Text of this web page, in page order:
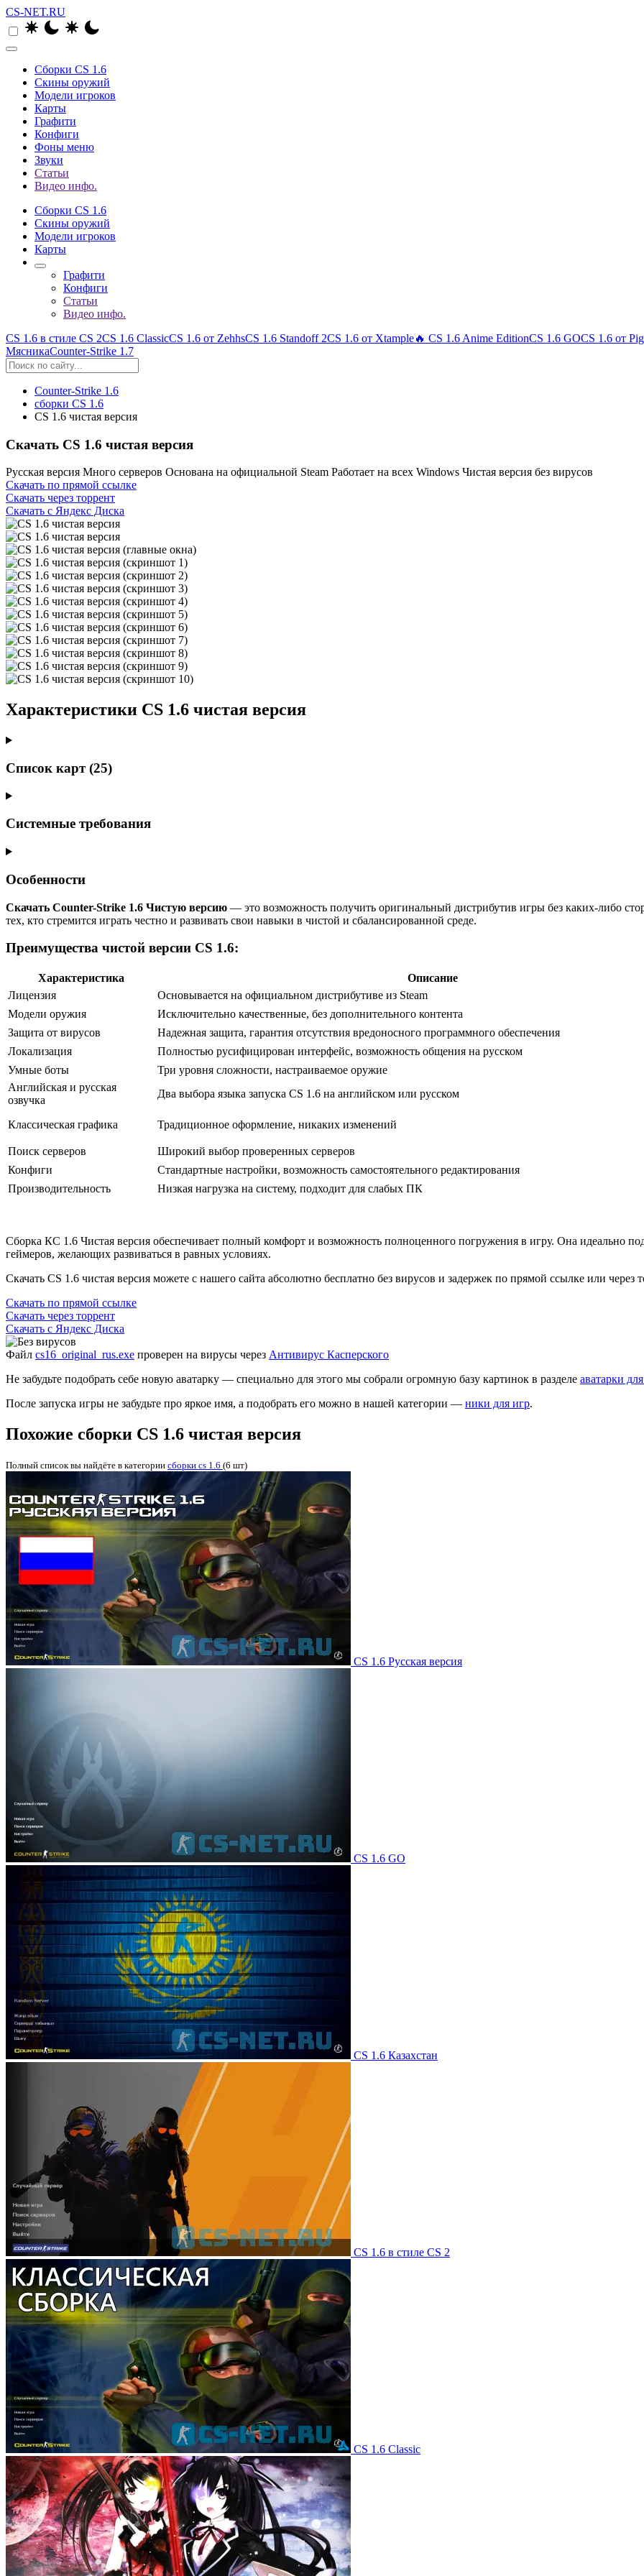
CS-NET.RU
Сборки CS 1.6
Скины оружий
Модели игроков
Карты
Графити
Конфиги
Фоны меню
Звуки
Статьи
Видео инфо.
Сборки CS 1.6
Скины оружий
Модели игроков
Карты
Графити
Конфиги
Статьи
Видео инфо.
CS 1.6 в стиле CS 2CS 1.6 ClassicCS 1.6 от ZehhsCS 1.6 Standoff 2CS 1.6 от Xtample🔥 CS 1.6 Anime EditionCS 1.6 GOCS 1.6 от
МясникаCounter-Strike 1.7
Counter-Strike 1.6
cборки CS 1.6
CS 1.6 чистая версия
Скачать CS 1.6 чистая версия
Русская версия Много серверов Основана на официальной Steam Работает на всех Windows Чистая версия без вирусов
Скачать по прямой ссылке
Скачать через торрент
Скачать с Яндекс Диска
Характеристики CS 1.6 чистая версия
Список карт (25)
Системные требования
Особенности
Скачать Counter-Strike 1.6 Чистую версию — это возможность получить оригинальный дистрибутив игры без каких-либо
тех, кто стремится играть честно и развивать свои навыки в чистой и сбалансированной среде.
Преимущества чистой версии CS 1.6:
Характеристика
Описание
Лицензия
Основывается на официальном дистрибутиве из Steam
Модели оружия
Исключительно качественные, без дополнительного контента
Защита от вирусов
Надежная защита, гарантия отсутствия вредоносного программного обеспечения
Локализация
Полностью русифицирован интерфейс, возможность общения на русском
Умные боты
Три уровня сложности, настраиваемое оружие
Английская и русская
озвучка
Два выбора языка запуска CS 1.6 на английском или русском
Классическая графика Традиционное оформление, никаких изменений
Поиск серверов
Широкий выбор проверенных серверов
Конфиги
Стандартные настройки, возможность самостоятельного редактирования
Производительность
Низкая нагрузка на систему, подходит для слабых ПК
Сборка КС 1.6 Чистая версия обеспечивает полный комфорт и возможность полноценного погружения в игру. Она идеально
геймеров, желающих развиваться в равных условиях.
Скачать CS 1.6 чистая версия можете с нашего сайта абсолютно бесплатно без вирусов и задержек по прямой ссылке или через
Скачать по прямой ссылке
Скачать через торрент
Скачать с Яндекс Диска
Файл cs16_original_rus.exe проверен на вирусы через Антивирус Касперского
Не забудьте подобрать себе новую аватарку — специально для этого мы собрали огромную базу картинок в разделе аватарки
После запуска игры не забудьте про яркое имя, а подобрать его можно в нашей категории — ники для игр.
Похожие сборки CS 1.6 чистая версия
Полный список вы найдёте в категории cборки cs 1.6 (6 шт)
CS 1.6 Русская версия
CS 1.6 GO
CS 1.6 Казахстан
CS 1.6 в стиле CS 2
CS 1.6 Classic